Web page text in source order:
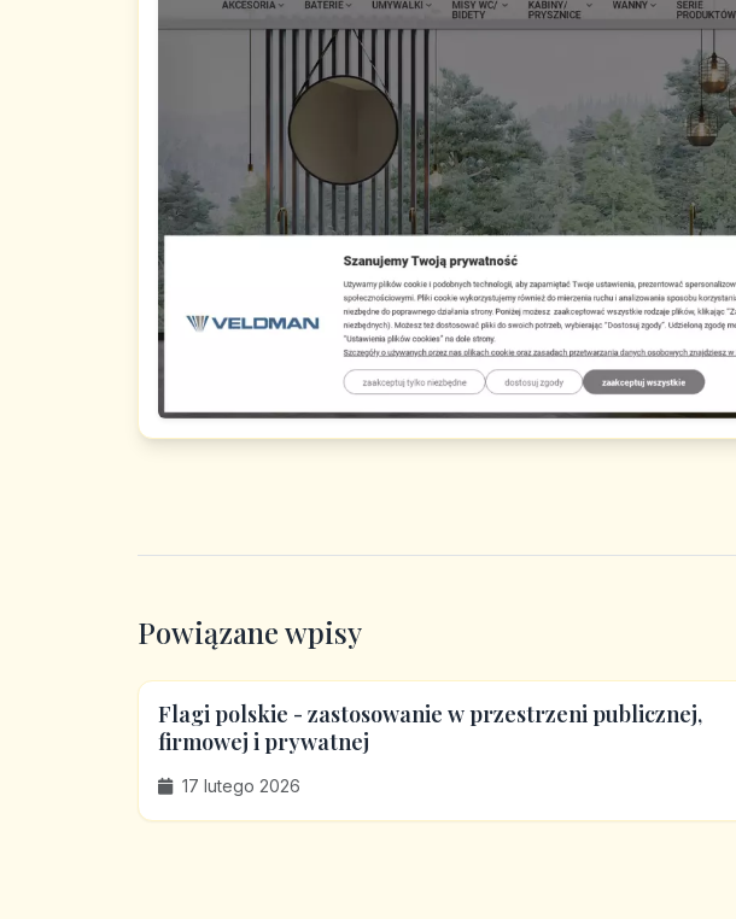
Powiązane wpisy
Flagi polskie - zastosowanie w przestrzeni publicznej,
firmowej i prywatnej
17 lutego 2026